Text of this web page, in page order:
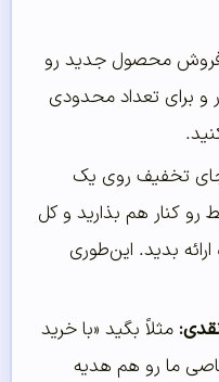
محصول جدید رو
و برای تعداد محدودی
تخفیف روی یک
کنار هم بذارید و کل
بدید. این‌طوری
مثلاً بگید «با خرید
ما رو هم هدیه